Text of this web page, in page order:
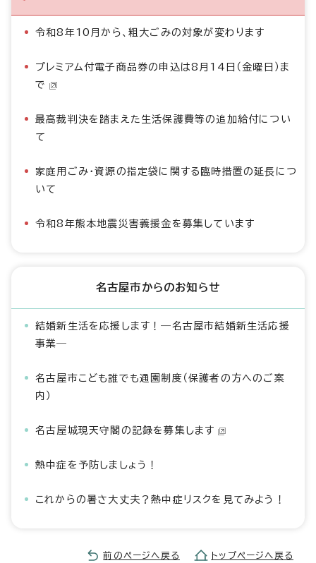
令和8年10月から、粗大ごみの対象が変わります
プレミアム付電子商品券の申込は8月14日（金曜日）ま
で
最高裁判決を踏まえた生活保護費等の追加給付につい
て
家庭用ごみ・資源の指定袋に関する臨時措置の延長につ
いて
令和8年熊本地震災害義援金を募集しています
名古屋市からのお知らせ
結婚新生活を応援します！―名古屋市結婚新生活応援
事業―
名古屋市こども誰でも通園制度（保護者の方へのご案
内）
名古屋城現天守閣の記録を募集します
熱中症を予防しましょう！
これからの暑さ大丈夫？熱中症リスクを見てみよう！
前のページへ戻る トップページへ戻る